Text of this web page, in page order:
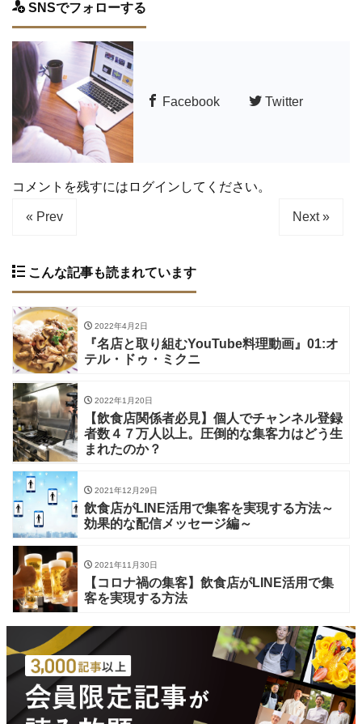
SNSでフォローする
Facebook Twitter
コメントを残すにはログインしてください。
« Prev Next »
こんな記事も読まれています
2022年4月2日
『名店と取り組むYouTube料理動画』01:オ
テル・ドゥ・ミクニ
2022年1月20日
【飲食店関係者必見】個人でチャンネル登録
者数４７万人以上。圧倒的な集客力はどう生
まれたのか？
2021年12月29日
飲食店がLINE活用で集客を実現する方法～
効果的な配信メッセージ編～
2021年11月30日
【コロナ禍の集客】飲食店がLINE活用で集
客を実現する方法